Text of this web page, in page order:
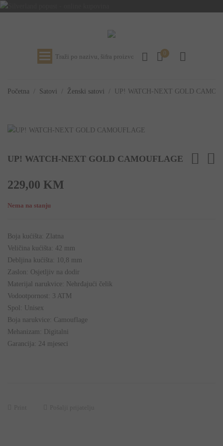
0
Početna / Satovi / Ženski satovi / UP! WATCH-NEXT GOLD
UP! WATCH-NEXT GOLD CAMOUFLAGE
229,00 KM
Nema na stanju
Boja kućišta: Zlatna
Veličina kućišta: 42 mm
Debljina kućišta: 10,8 mm
Zaslon: Osjetljiv na dodir
Materijal narukvice: Nehrđajući čelik
Vodootpornost: 3 ATM
Spol: Unisex
Boja narukvice: Camouflage
Mehanizam: Digitalni
Garancija: 24 mjeseci